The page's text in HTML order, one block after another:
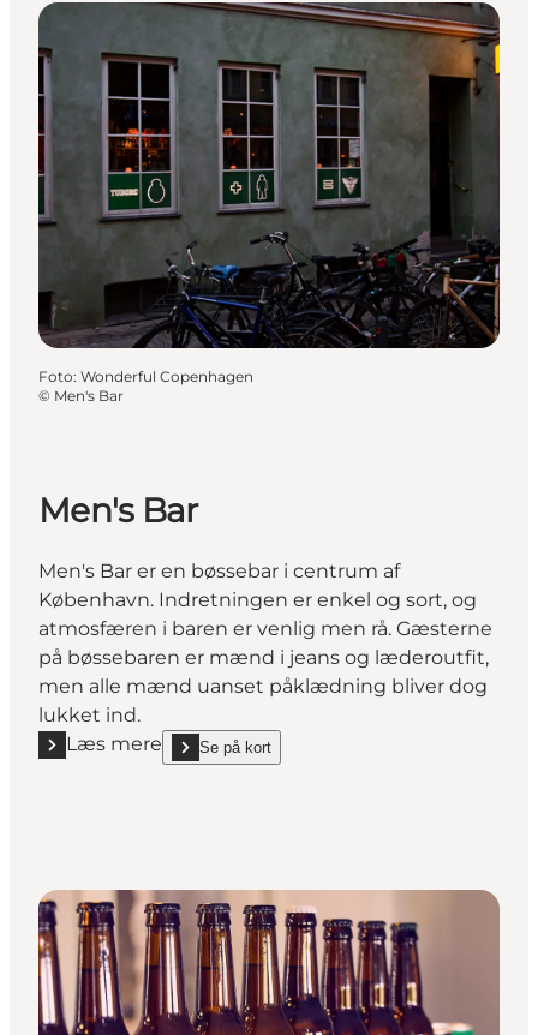
Foto: Wonderful Copenhagen
© Men's Bar
Men's Bar
Men's Bar er en bøssebar i centrum af
København. Indretningen er enkel og sort, og
atmosfæren i baren er venlig men rå. Gæsterne
på bøssebaren er mænd i jeans og læderoutfit,
men alle mænd uanset påklædning bliver dog
lukket ind.
Læs mere
Læs mere "Men's Bar"
Se på kort
show Men's Bar on_map